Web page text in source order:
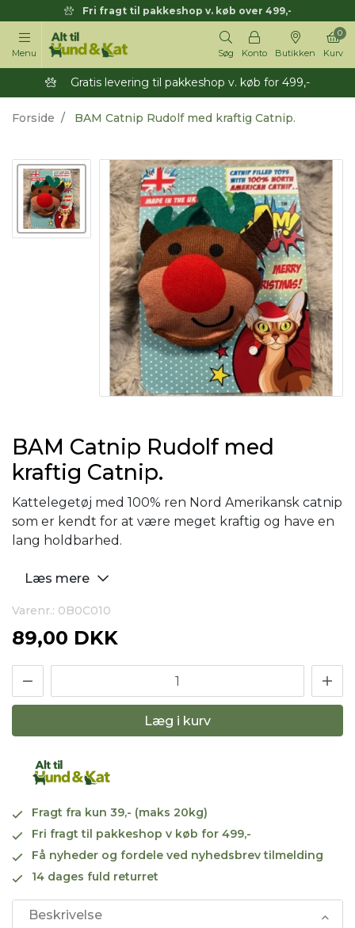
Fri fragt til pakkeshop v. køb over 499,-
Menu Søg Konto Butikken Kurv
0
Gratis levering til pakkeshop v. køb for 499,-
Forside BAM Catnip Rudolf med kraftig Catnip.
BAM Catnip Rudolf med
kraftig Catnip.
Kattelegetøj med 100% ren Nord Amerikansk catnip
som er kendt for at være meget kraftig og have en
lang holdbarhed.
Læs mere
Varenr.: 0B0C010
89,00 DKK
Læg i kurv
Fragt fra kun 39,- (maks 20kg)
Fri fragt til pakkeshop v køb for 499,-
Få nyheder og fordele ved nyhedsbrev tilmelding
14 dages fuld returret
Beskrivelse